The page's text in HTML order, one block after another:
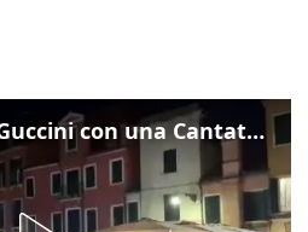
Venezia omaggia Guccini con una Cantata Anarchica in campo Santa Margherita